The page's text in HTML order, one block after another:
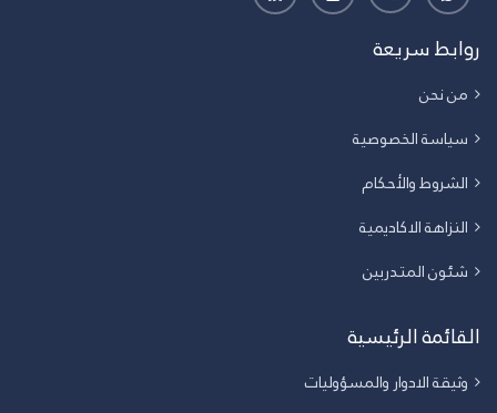
روابط سريعة
من نحن
سياسة الخصوصية
الشروط والأحكام
النزاهة الاكاديمية
شئون المتدربين
القائمة الرئيسية
وثيقة الادوار والمسؤوليات